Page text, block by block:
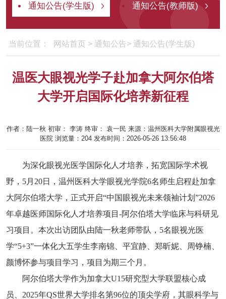
通知公告(学生版) 通知公告(教师版)
当前位置： 网站首页 > 通知公告> 通知公告(学生版)
温医大眼视光学子赴加拿大阿尔伯塔
大学开启国际化培养新征程
作者：陆一秋 初审： 李涛 终审： 袁一民 来源：温州医科大学附属眼视光
医院 浏览量： 204 发布时间：2026-05-26 13:56:48
为深化眼视光医学国际化人才培养，拓宽国际学术视
野， 5月 20日，温州医科大学眼视光学院6名师生启程赴加拿
大阿尔伯塔大学，正式开启“中国眼视光未来领袖计划”2026
年卓越医师国际化人才培养项目 -阿尔伯塔大学临床与科研见
习项目。本次出访团队由陆一秋老师带队， 5名眼视光医
学“5+3”一体化大五学生李南锦、平宜静、郑昕妮、周铮楠、
颜博怀参与项目学习，项目为期三个月。
阿尔伯塔大学作为加拿大U15研究型大学联盟核心成
员、 2025年QS世界大学排名第96位的顶尖学府，其眼科学与